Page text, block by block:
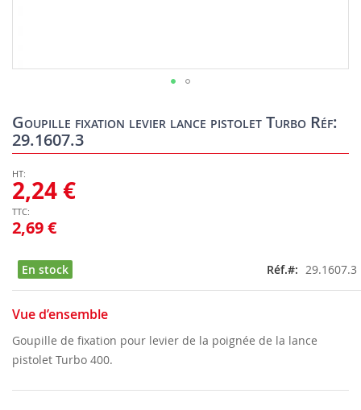
Goupille fixation levier lance pistolet Turbo Réf:
29.1607.3
2,69 €
2,24 €
En stock Réf. 29.1607.3
Vue d’ensemble
Goupille de fixation pour levier de la poignée de la lance
pistolet Turbo 400.
to
the
beginning
the
images
gallery